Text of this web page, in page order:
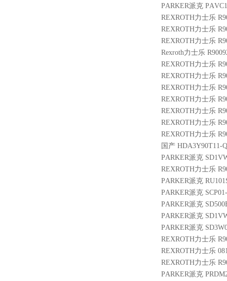
PARKER派克
REXROTH力士乐
REXROTH力士乐
REXROTH力士乐
Rexroth力士乐
REXROTH力士乐
REXROTH力士乐
REXROTH力士乐
REXROTH力士乐
REXROTH力士乐
REXROTH力士乐
REXROTH力士乐
国产 HDA3Y90T11-
PARKER派克
REXROTH力士乐
PARKER派克
PARKER派克
PARKER派克
PARKER派克
PARKER派克
REXROTH力士乐
REXROTH力士乐
REXROTH力士乐
PARKER派克